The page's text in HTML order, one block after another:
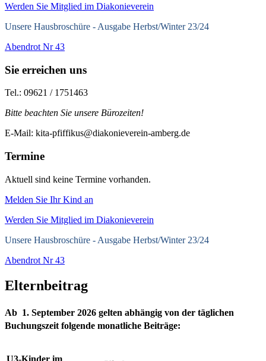
Werden Sie Mitglied im Diakonieverein
Unsere Hausbroschüre - Ausgabe Herbst/Winter 23/24
Abendrot Nr 43
Sie erreichen uns
Tel.: 09621 / 1751463
Bitte beachten Sie unsere Bürozeiten!
E-Mail: kita-pfiffikus@diakonieverein-amberg.de
Termine
Aktuell sind keine Termine vorhanden.
Melden Sie Ihr Kind an
Werden Sie Mitglied im Diakonieverein
Unsere Hausbroschüre - Ausgabe Herbst/Winter 23/24
Abendrot Nr 43
Elternbeitrag
Ab 1. September 2026 gelten abhängig von der täglichen
Buchungszeit folgende monatliche Beiträge: